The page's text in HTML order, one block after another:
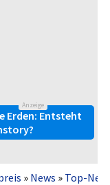
Anzeige
Erden: Entsteht
» News » Top-